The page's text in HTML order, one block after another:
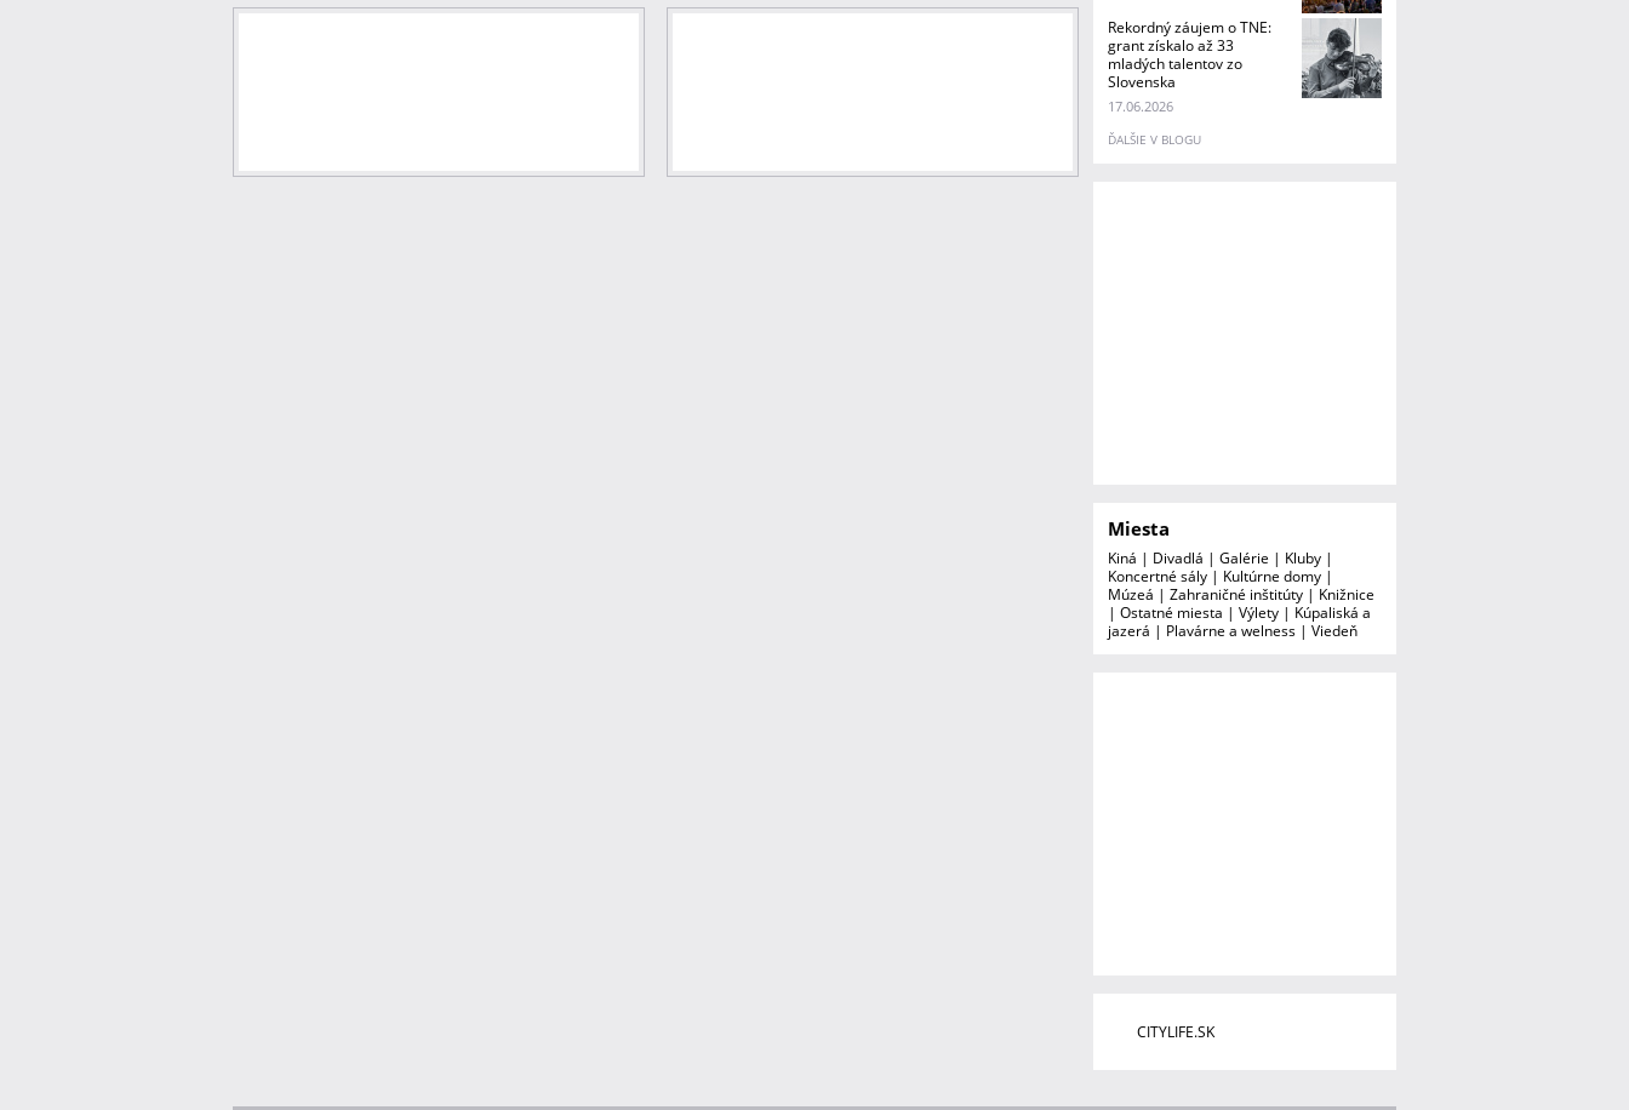
Rekordný záujem o TNE:
grant získalo až 33
mladých talentov zo
Slovenska
17.06.2026
ĎALŠIE V BLOGU
Miesta
Kiná | Divadlá | Galérie | Kluby |
Koncertné sály | Kultúrne domy |
Múzeá | Zahraničné inštitúty | Knižnice
| Ostatné miesta | Výlety | Kúpaliská a
jazerá | Plavárne a welness | Viedeň
CITYLIFE.SK